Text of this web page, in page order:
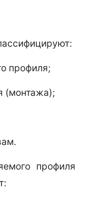
профиля;
(монтажа);
профиля